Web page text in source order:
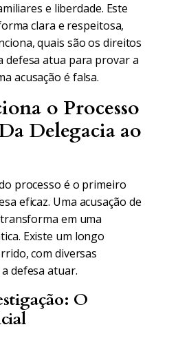
e liberdade. Este
clara e respeitosa,
quais são os direitos
defesa atua para provar a
acusação é falsa.
o Processo
Delegacia ao
processo é o primeiro
eficaz. Uma acusação de
em uma
Existe um longo
com diversas
defesa atuar.
O